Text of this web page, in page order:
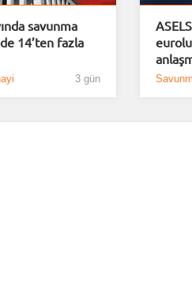
savunma
14’ten fazla
3 gün